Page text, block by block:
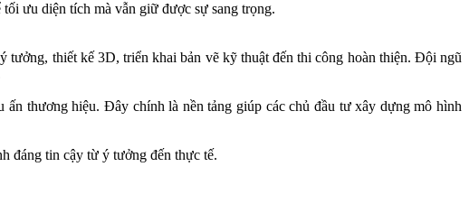
ưu diện tích mà vẫn giữ được sự sang trọng.​
tưởng, thiết kế 3D, triển khai bản vẽ kỹ thuật đến thi công hoàn thiện. Đội ngũ
thương hiệu. Đây chính là nền tảng giúp các chủ đầu tư xây dựng mô hình
đáng tin cậy từ ý tưởng đến thực tế.​